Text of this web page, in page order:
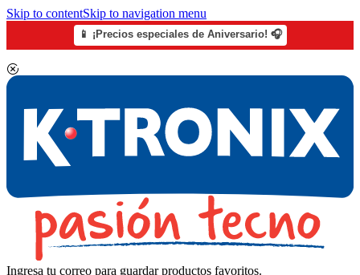
Skip to contentSkip to navigation menu
📱 ¡Precios especiales de Aniversario! 🎧
Ingresa tu correo para guardar productos favoritos.